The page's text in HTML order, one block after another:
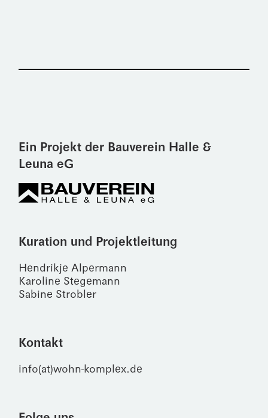
Ein Projekt der Bauverein Halle &
Leuna eG
Kuration und Projektleitung
Hendrikje Alpermann
Karoline Stegemann
Sabine Strobler
Kontakt
info(at)wohn-komplex.de